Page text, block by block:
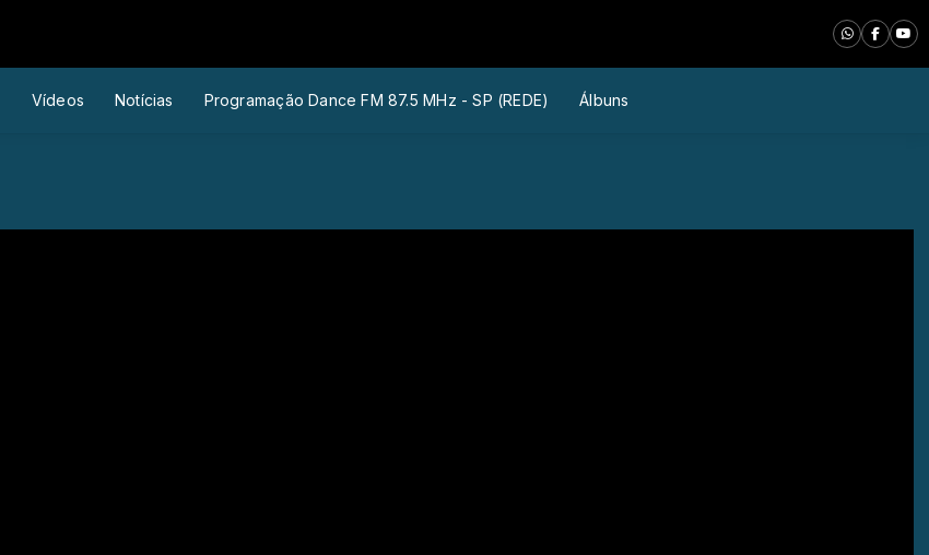
Vídeos Notícias Programação Dance FM 87.5 MHz - SP (REDE) Álbuns